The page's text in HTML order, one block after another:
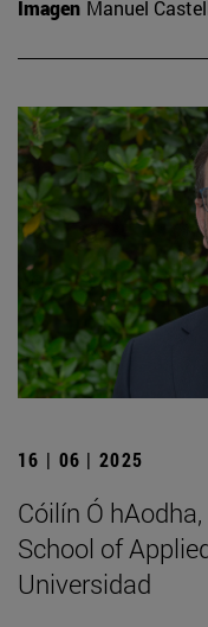
Imagen Manuel
16 | 06 | 2025
Cóilín Ó
School of
Universidad